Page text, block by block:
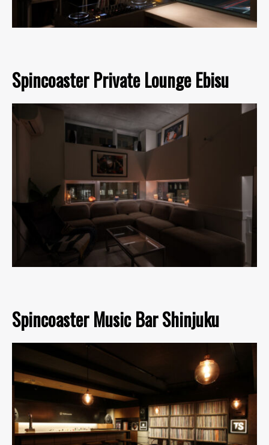
Spincoaster Private Lounge Ebisu
Spincoaster Music Bar Shinjuku